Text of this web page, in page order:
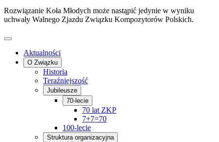
Rozwiązanie Koła Młodych może nastąpić jedynie w wyniku
uchwały Walnego Zjazdu Związku Kompozytorów Polskich.
Aktualności
O Związku
Historia
Teraźniejszość
Jubileusze
70-lecie
70 lat ZKP
7+7=70
100-lecie
Struktura organizacyjna